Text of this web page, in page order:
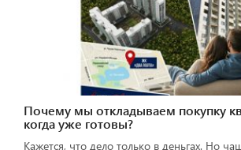
Почему мы откладываем покупку
когда уже готовы?
Кажется, что дело только в деньгах. Но